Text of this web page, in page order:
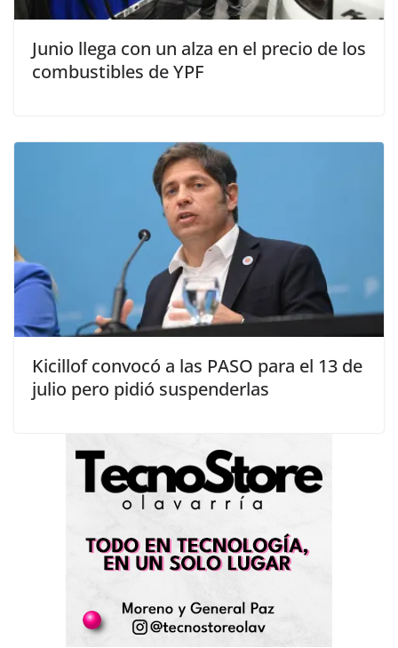
Junio llega con un alza en el precio de los
combustibles de YPF
Kicillof convocó a las PASO para el 13 de
julio pero pidió suspenderlas